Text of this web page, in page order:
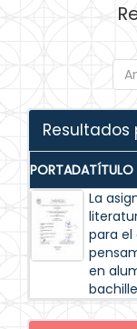
Resultados
PORTADATÍTULO
La
para el
en